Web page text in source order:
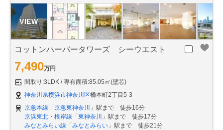
コットンハーバータワーズ シーウエスト
7,490万円
間取り:3LDK
専有面積:85.05㎡(壁芯)
神奈川県横浜市神奈川区橋本町2丁目5-3
京急本線 「 京急東神奈川
」駅まで 徒歩16分
京浜東北・根岸線 「 東神奈川
」駅まで 徒歩17分
みなとみらい線 「 みなとみらい 」駅まで 徒歩21分